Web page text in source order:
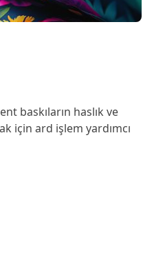
baskıların haslık ve
için ard işlem yardımcı